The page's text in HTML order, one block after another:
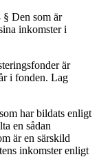
§ Den som är
inkomster i
är
i fonden. Lag
har bildats enligt
en sådan
är en särskild
inkomster enligt